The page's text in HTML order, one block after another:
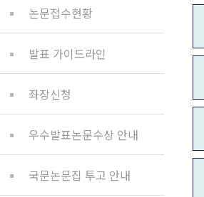
논문접수현황
발표 가이드라인
좌장신청
우수발표논문수상 안내
국문논문집 투고 안내